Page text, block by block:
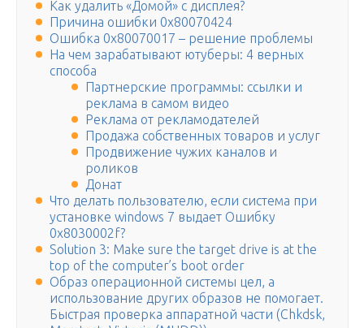
Как удалить «Домой» с дисплея?
Причина ошибки 0x80070424
Ошибка 0x80070017 – решение проблемы
На чем зарабатывают ютуберы: 4 верных
способа
Партнерские программы: ссылки и
реклама в самом видео
Реклама от рекламодателей
Продажа собственных товаров и услуг
Продвижение чужих каналов и
роликов
Донат
Что делать пользователю, если система при
установке windows 7 выдает Ошибку
0x8030002f?
Solution 3: Make sure the target drive is at the
top of the computer’s boot order
Образ операционной системы цел, а
использование других образов не помогает.
Быстрая проверка аппаратной части (Chkdsk,